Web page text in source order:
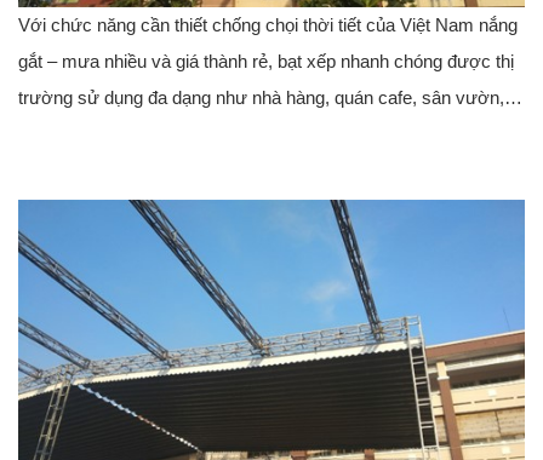
Với chức năng cần thiết chống chọi thời tiết của Việt Nam nắng
gắt – mưa nhiều và giá thành rẻ, bạt xếp nhanh chóng được thị
trường sử dụng đa dạng như nhà hàng, quán cafe, sân vườn,…